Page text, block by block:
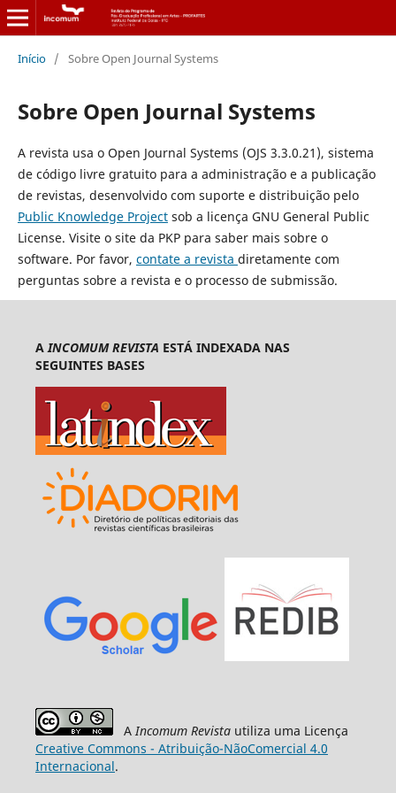
Início / Sobre Open Journal Systems
Sobre Open Journal Systems
A revista usa o Open Journal Systems (OJS 3.3.0.21), sistema
de código livre gratuito para a administração e a publicação
de revistas, desenvolvido com suporte e distribuição pelo
Public Knowledge Projectsob a licença GNU General Public
License. Visite o site da PKP para saber mais sobre o
software. Por favor, contate a revista diretamente com
perguntas sobre a revista e o processo de submissão.
AINCOMUM REVISTA ESTÁ INDEXADA NAS
SEGUINTES BASES
AIncomum Revistautiliza uma Licença
Creative Commons - Atribuição-NãoComercial 4.0
Internacional.